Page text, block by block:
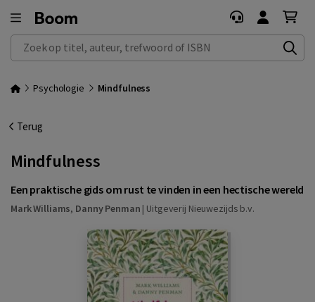
Zoek op titel, auteur, trefwoord of ISBN
Psychologie Mindfulness
Terug
Mindfulness
Een praktische gids om rust te vinden in een hectische wereld
Mark Williams, Danny Penman | Uitgeverij Nieuwezijds b.v.